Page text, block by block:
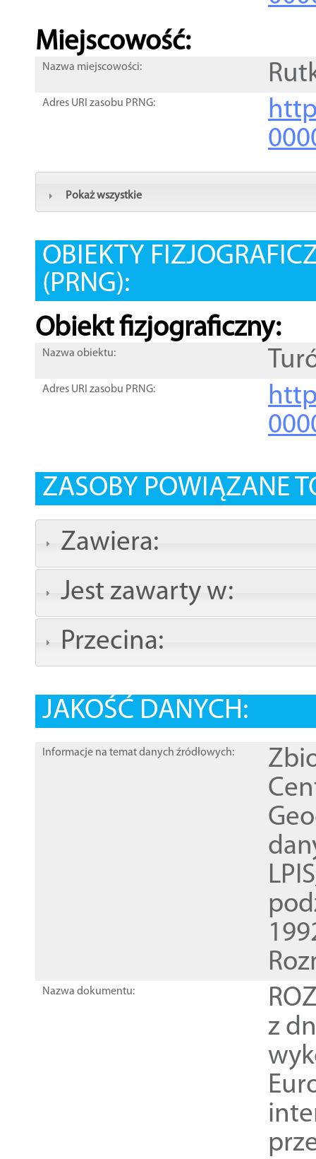
Miejscowość:
Nazwa miejscowości:
Adres URI zasobu PRNG:
Pokaż wszystkie
OBIEKTY
(PRNG):
Obiekt fizjograficzny:
Nazwa obiektu:
Adres URI zasobu PRNG:
ZASOBY POWIĄZANE
Zawiera:
Jest zawarty w:
Przecina:
JAKOŚĆ DANYCH:
Informacje na temat danych źródłowych:
Nazwa dokumentu:
z